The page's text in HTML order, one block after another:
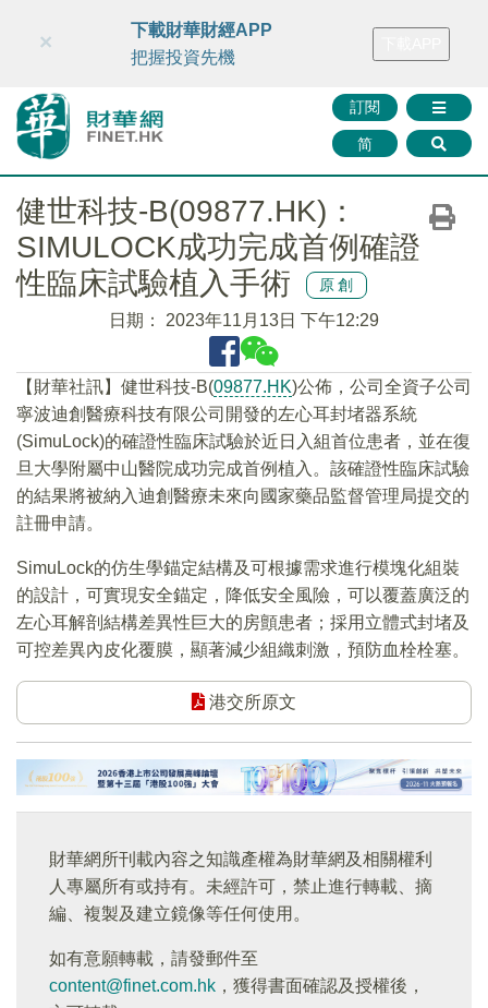
財華智庫網 FINTV FINMETA 財華證券 媒體矩陣
訂閱
简
×
下載財華財經APP
把握投資先機
健世科技-B(09877.HK)：
SIMULOCK成功完成首例確證
性臨床試驗植入手術
原創
日期： 2023年11月13日 下午12:29
【財華社訊】健世科技-B(09877.HK)公佈，公司全資子公司
寧波迪創醫療科技有限公司開發的左心耳封堵器系統
(SimuLock)的確證性臨床試驗於近日入組首位患者，並在復
旦大學附屬中山醫院成功完成首例植入。該確證性臨床試驗
的結果將被納入迪創醫療未來向國家藥品監督管理局提交的
註冊申請。
SimuLock的仿生學錨定結構及可根據需求進行模塊化組裝
的設計，可實現安全錨定，降低安全風險，可以覆蓋廣泛的
左心耳解剖結構差異性巨大的房顫患者；採用立體式封堵及
可控差異內皮化覆膜，顯著減少組織刺激，預防血栓栓塞。
港交所原文
財華網所刊載內容之知識產權為財華網及相關權利
人專屬所有或持有。未經許可，禁止進行轉載、摘
編、複製及建立鏡像等任何使用。
如有意願轉載，請發郵件至
content@finet.com.hk ，獲得書面確認及授權後，